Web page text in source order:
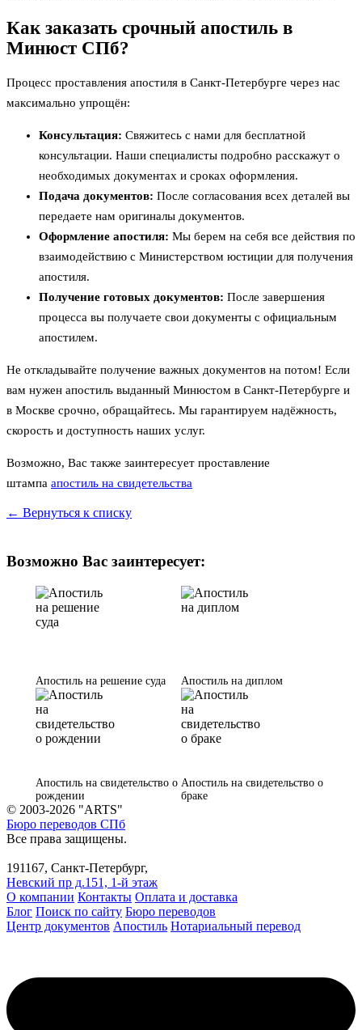
Как заказать срочный апостиль в
Минюст СПб?
Процесс проставления апостиля в Санкт-Петербурге через нас
максимально упрощён:
Консультация: Свяжитесь с нами для бесплатной
консультации. Наши специалисты подробно расскажут о
необходимых документах и сроках оформления.
Подача документов: После согласования всех деталей вы
передаете нам оригиналы документов.
Оформление апостиля: Мы берем на себя все действия по
взаимодействию с Министерством юстиции для получения
апостиля.
Получение готовых документов: После завершения
процесса вы получаете свои документы с официальным
апостилем.
Не откладывайте получение важных документов на потом! Если
вам нужен апостиль выданный Минюстом в Санкт-Петербурге и
в Москве срочно, обращайтесь. Мы гарантируем надёжность,
скорость и доступность наших услуг.
Возможно, Вас также заинтересует проставление
штампа апостиль на свидетельства
← Вернуться к списку
Возможно Вас заинтересует:
Апостиль на решение суда Апостиль на диплом
Апостиль на свидетельство о
рождении
Апостиль на свидетельство о
браке
© 2003-2026 "ARTS"
Бюро переводов СПб
Все права защищены.
191167, Санкт-Петербург,
Невский пр д.151, 1-й этаж
О компании Контакты Оплата и доставка
Блог Поиск по сайту Бюро переводов
Центр документов Апостиль Нотариальный перевод